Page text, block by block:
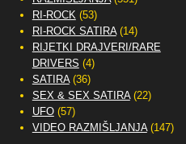
RI-ROCK(53)
RI-ROCK SATIRA(14)
RIJETKI DRAJVERI/RARE
DRIVERS (4)
SATIRA(36)
SEX & SEX SATIRA(22)
UFO(57)
VIDEO RAZMIŠLJANJA(147)